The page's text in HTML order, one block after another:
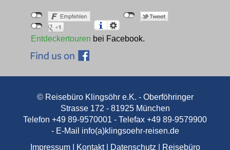
Entdeckertouren bei Facebook.
© Reisebüro Klingsöhr e.K. - Oberföhringer
Strasse 172 - 81925 München
Telefon +49 89-9570001 - Telefax +49 89-9579900
- E-Mail info(a)klingsoehr-reisen.de
Impressum| Kontakt| Datenschutz Reisebüro